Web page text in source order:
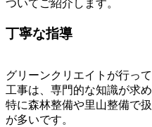
ついてご紹介します。
丁寧な指導
グリーンクリエイトが行っ
工事は、専門的な知識が求め
特に森林整備や里山整備で
が多いです。